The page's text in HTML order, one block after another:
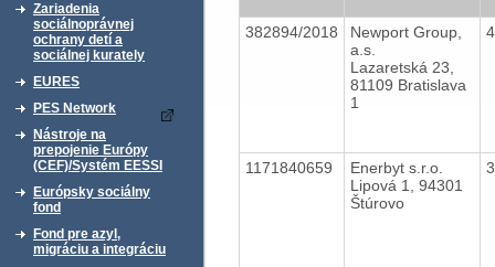
Zariadenia
sociálnoprávnej
ochrany detí a
sociálnej kurately
EURES
PES Network
Nástroje na
prepojenie Európy
(CEF)/Systém EESSI
Európsky sociálny
fond
Fond pre azyl,
migráciu a integráciu
382894/2018
Newport Group,
a.s.
Lazaretská 23,
81109 Bratislava
1
1171840659
Enerbyt s.r.o.
Lipová 1, 94301
Štúrovo